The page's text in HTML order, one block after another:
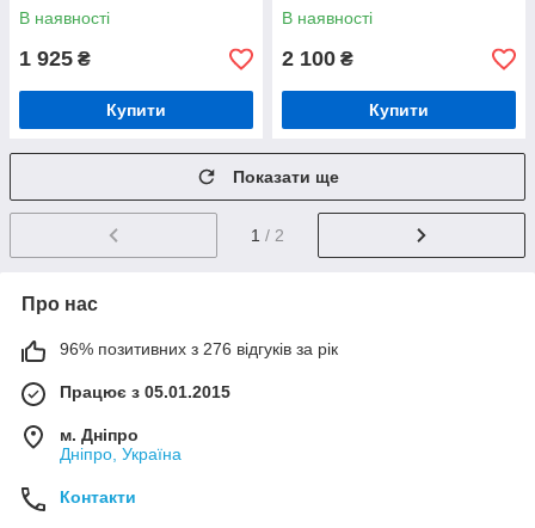
В наявності
1 925 ₴
Купити
В наявності
2 100 ₴
Купити
Показати ще
1 / 2
Про нас
96% позитивних з 276 відгуків за рік
Працює з 05.01.2015
м. Дніпро
Дніпро, Україна
Контакти